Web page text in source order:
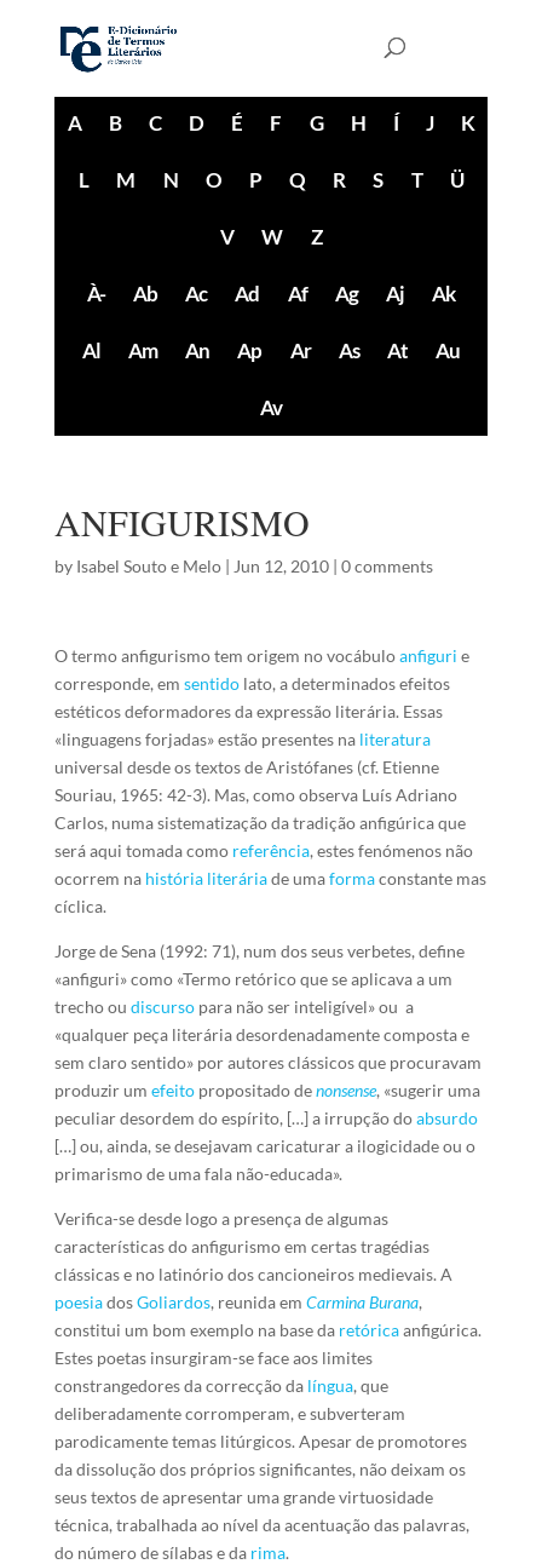
A B C D É F G H Í J K
L M N O P Q R S T Ü
V W Z
À- Ab Ac Ad Af Ag Aj Ak
Al Am An Ap Ar As At Au
Av
ANFIGURISMO
by Isabel Souto e Melo| Jun 12, 2010| 0 comments
O termo anfigurismo tem origem no vocábuloanfiguri e
corresponde, em sentidolato, a determinados efeitos
estéticos deformadores da expressão literária. Essas
«linguagens forjadas» estão presentes na literatura
universal desde os textos de Aristófanes (cf. Etienne
Souriau, 1965: 42-3). Mas, como observa Luís Adriano
Carlos, numa sistematização da tradição anfigúrica que
será aqui tomada como referência, estes fenómenos não
ocorrem na história literáriade umaformaconstante mas
cíclica.
Jorge de Sena (1992: 71), num dos seus verbetes, define
«anfiguri» como «Termo retórico que se aplicava a um
trecho ou discursopara não ser inteligível» ou a
«qualquer peça literária desordenadamente composta e
sem claro sentido» por autores clássicos que procuravam
produzir um efeitopropositado denonsense, «sugerir uma
peculiar desordem do espírito, […] a irrupção doabsurdo
[…] ou, ainda, se desejavam caricaturar a ilogicidade ou o
primarismo de uma fala não-educada».
Verifica-se desde logo a presença de algumas
características do anfigurismo em certas tragédias
clássicas e no latinório dos cancioneiros medievais. A
poesiadosGoliardos, reunida em Carmina Burana,
constitui um bom exemplo na base da retóricaanfigúrica.
Estes poetas insurgiram-se face aos limites
constrangedores da correcção da língua, que
deliberadamente corromperam, e subverteram
parodicamente temas litúrgicos. Apesar de promotores
da dissolução dos próprios significantes, não deixam os
seus textos de apresentar uma grande virtuosidade
técnica, trabalhada ao nível da acentuação das palavras,
do número de sílabas e da rima.